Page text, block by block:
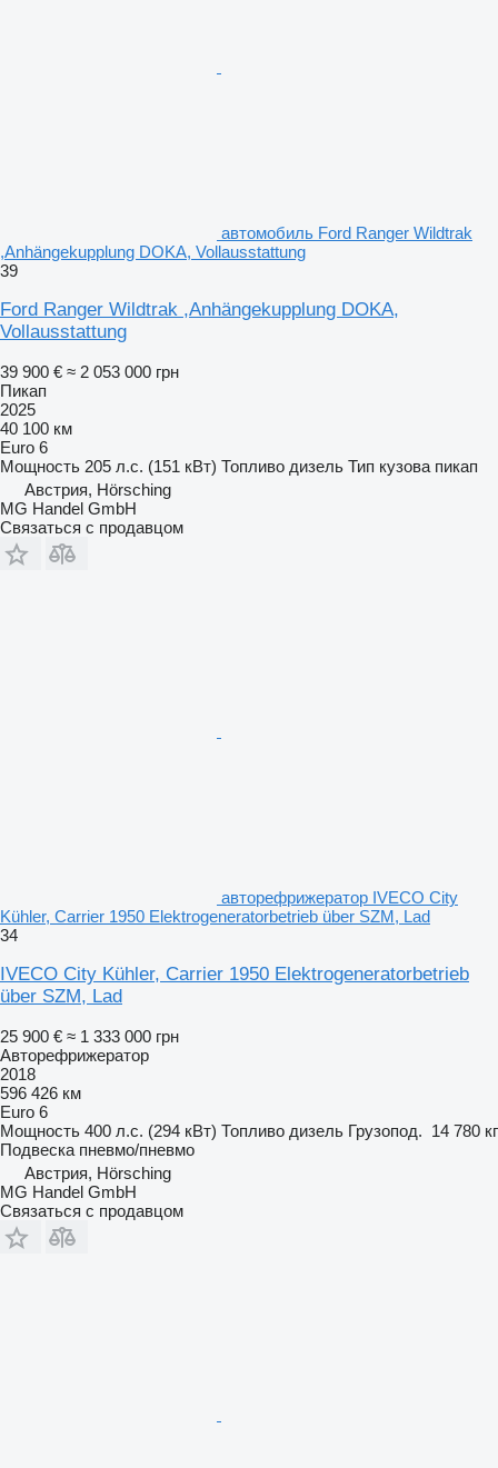
автомобиль Ford Ranger Wildtrak
,Anhängekupplung DOKA, Vollausstattung
39
Ford Ranger Wildtrak ,Anhängekupplung DOKA,
Vollausstattung
39 900 € ≈ 2 053 000 грн
Пикап
2025
40 100 км
Euro 6
Мощность 205 л.с. (151 кВт) Топливо дизель Тип кузова пикап
Австрия, Hörsching
MG Handel GmbH
Связаться с продавцом
авторефрижератор IVECO City
Kühler, Carrier 1950 Elektrogeneratorbetrieb über SZM, Lad
34
IVECO City Kühler, Carrier 1950 Elektrogeneratorbetrieb
über SZM, Lad
25 900 € ≈ 1 333 000 грн
Авторефрижератор
2018
596 426 км
Euro 6
Мощность 400 л.с. (294 кВт) Топливо дизель Грузопод. 14 780 кг
Подвеска пневмо/пневмо
Австрия, Hörsching
MG Handel GmbH
Связаться с продавцом